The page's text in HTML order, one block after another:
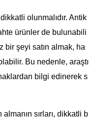
olunmalıdır. Antik
ürünler de bulunabili
bir şeyi satın almak, ha
Bu nedenle, araştı
bilgi edinerek s
sırları, dikkatli b